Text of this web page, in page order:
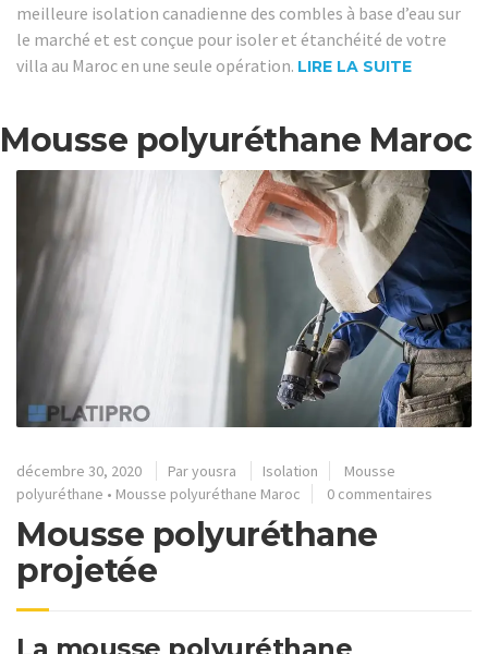
meilleure isolation canadienne des combles à base d’eau sur
le marché et est conçue pour isoler et étanchéité de votre
villa au Maroc en une seule opération. LIRE LA SUITE
Mousse polyuréthane Maroc
décembre 30, 2020 Paryousra Isolation
Mousse
polyuréthane • Mousse polyuréthane Maroc 0 commentaires
Mousse polyuréthane
projetée